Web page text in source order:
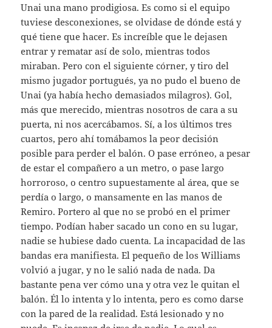
Unai una mano prodigiosa. Es como si el equipo
tuviese desconexiones, se olvidase de dónde está y
qué tiene que hacer. Es increíble que le dejasen
entrar y rematar así de solo, mientras todos
miraban. Pero con el siguiente córner, y tiro del
mismo jugador portugués, ya no pudo el bueno de
Unai (ya había hecho demasiados milagros). Gol,
más que merecido, mientras nosotros de cara a su
puerta, ni nos acercábamos. Sí, a los últimos tres
cuartos, pero ahí tomábamos la peor decisión
posible para perder el balón. O pase erróneo, a pesar
de estar el compañero a un metro, o pase largo
horroroso, o centro supuestamente al área, que se
perdía o largo, o mansamente en las manos de
Remiro. Portero al que no se probó en el primer
tiempo. Podían haber sacado un cono en su lugar,
nadie se hubiese dado cuenta. La incapacidad de las
bandas era manifiesta. El pequeño de los Williams
volvió a jugar, y no le salió nada de nada. Da
bastante pena ver cómo una y otra vez le quitan el
balón. Él lo intenta y lo intenta, pero es como darse
con la pared de la realidad. Está lesionado y no